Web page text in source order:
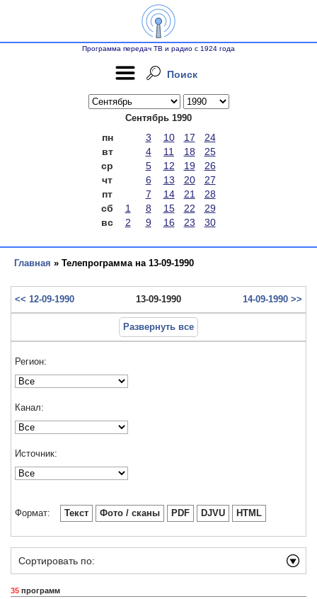
Программа передач ТВ и радио с 1924 года
Поиск
Сентябрь 1990
пн 3 10 17
24
вт
4 11 18
25
ср
5 12 19
26
чт
6 13 20
27
пт
7 14 21
28
сб
1 8 15 22
29
вс
2 9 16 23 30
Главная » Телепрограмма на 13-09-1990
<< 12-09-1990 13-09-1990 14-09-1990 >>
Развернуть все
Регион:
Канал:
Источник:
Формат: Текст Фото / сканы PDF DJVU HTML
Сортировать по:
35 программ